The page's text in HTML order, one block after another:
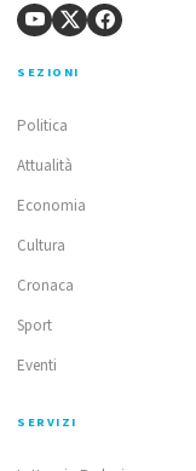
SEZIONI
Politica
Attualità
Economia
Cultura
Cronaca
Sport
Eventi
SERVIZI